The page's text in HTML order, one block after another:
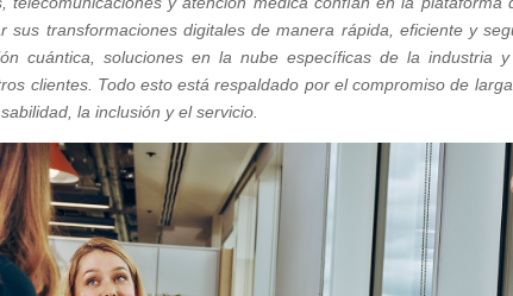
sus transformaciones digitales de manera rápida, eficiente y
cuántica, soluciones en la nube específicas de la industria
clientes. Todo esto está respaldado por el compromiso de
la inclusión y el servicio.